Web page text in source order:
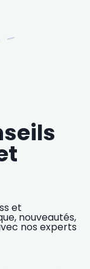
et
nouveautés,
nos experts